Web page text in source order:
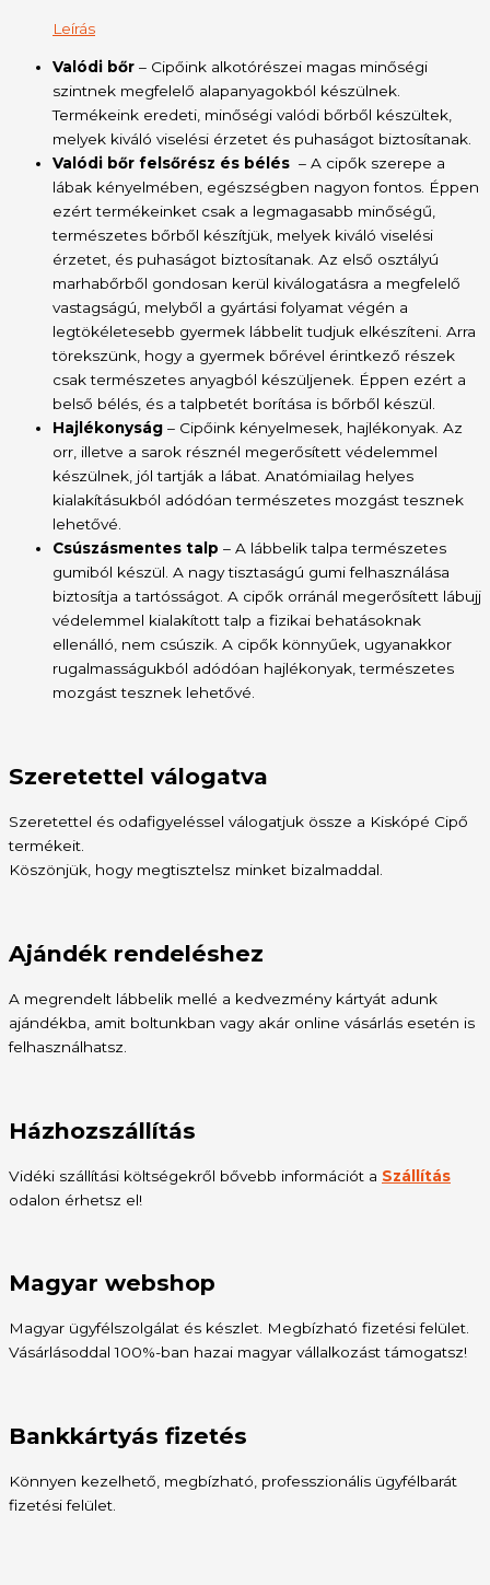
Leírás
Valódi bőr – Cipőink alkotórészei magas minőségi
szintnek megfelelő alapanyagokból készülnek.
Termékeink eredeti, minőségi valódi bőrből készültek,
melyek kiváló viselési érzetet és puhaságot biztosítanak.
Valódi bőr felsőrész és bélés – A cipők szerepe a
lábak kényelmében, egészségben nagyon fontos. Éppen
ezért termékeinket csak a legmagasabb minőségű,
természetes bőrből készítjük, melyek kiváló viselési
érzetet, és puhaságot biztosítanak. Az első osztályú
marhabőrből gondosan kerül kiválogatásra a megfelelő
vastagságú, melyből a gyártási folyamat végén a
legtökéletesebb gyermek lábbelit tudjuk elkészíteni. Arra
törekszünk, hogy a gyermek bőrével érintkező részek
csak természetes anyagból készüljenek. Éppen ezért a
belső bélés, és a talpbetét borítása is bőrből készül.
Hajlékonyság – Cipőink kényelmesek, hajlékonyak. Az
orr, illetve a sarok résznél megerősített védelemmel
készülnek, jól tartják a lábat. Anatómiailag helyes
kialakításukból adódóan természetes mozgást tesznek
lehetővé.
Csúszásmentes talp – A lábbelik talpa természetes
gumiból készül. A nagy tisztaságú gumi felhasználása
biztosítja a tartósságot. A cipők orránál megerősített lábujj
védelemmel kialakított talp a fizikai behatásoknak
ellenálló, nem csúszik. A cipők könnyűek, ugyanakkor
rugalmasságukból adódóan hajlékonyak, természetes
mozgást tesznek lehetővé.
Szeretettel válogatva
Szeretettel és odafigyeléssel válogatjuk össze a Kiskópé Cipő
termékeit.
Köszönjük, hogy megtisztelsz minket bizalmaddal.
Ajándék rendeléshez
A megrendelt lábbelik mellé a kedvezmény kártyát adunk
ajándékba, amit boltunkban vagy akár online vásárlás esetén is
felhasználhatsz.
Házhozszállítás
Vidéki szállítási költségekről bővebb információt a Szállítás
odalon érhetsz el!
Magyar webshop
Magyar ügyfélszolgálat és készlet. Megbízható fizetési felület.
Vásárlásoddal 100%-ban hazai magyar vállalkozást támogatsz!
Bankkártyás fizetés
Könnyen kezelhető, megbízható, professzionális ügyfélbarát
fizetési felület.